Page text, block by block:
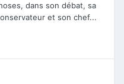
dans son débat, sa
et son chef...